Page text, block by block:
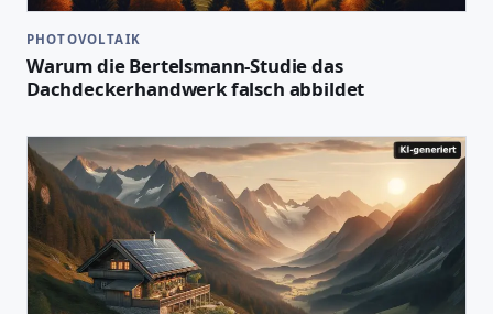
PHOTOVOLTAIK
Warum die Bertelsmann-Studie das
Dachdeckerhandwerk falsch abbildet